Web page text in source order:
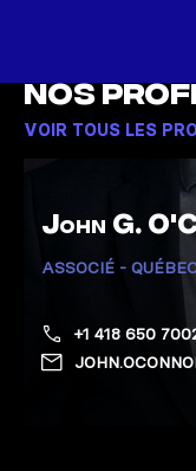
Nos
VOIR TOUS LES
John G.
ASSOCIÉ -
+1 418 650